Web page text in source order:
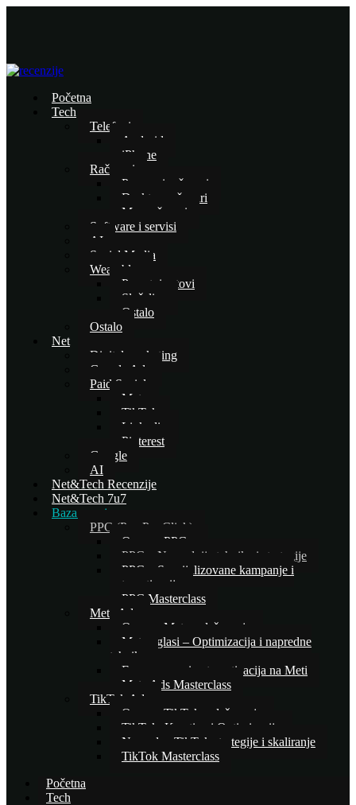
Početna
Tech
Telefoni
Android
iPhone
Računari
Prenosni računari
Desktop računari
Mac računari
Software i servisi
AI
Social Media
Wearables
Pametni satovi
Slušalice
Ostalo
Ostalo
Net
Digital marketing
Google Ads
Paid Social
Meta
TikTok
Linkedin
Pinterest
Google
AI
Net&Tech Recenzije
Net&Tech 7u7
Baza znanja
PPC (Pay Per Click)
Osnove PPC-a
PPC – Naprednije tehnike i strategije
PPC – Specijalizovane kampanje i
automatizacija
PPC Masterclass
Meta Ads
Osnove Meta oglašavanja
Meta oglasi – Optimizacija i napredne
tehnike
E-commerce i automatizacija na Meti
Meta Ads Masterclass
TikTok Ads
Osnove TikTok oglašavanja
TikTok: Kreativa i Optimizacija
Napredne TikTok strategije i skaliranje
TikTok Masterclass
Početna
Tech